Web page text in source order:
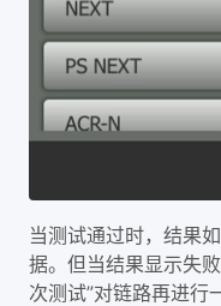
当测试通过时，结果
据。但当结果显示失
次测试”对链路再进行